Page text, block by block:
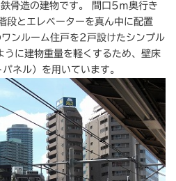
骨造の建物です。 間口5ｍ奥行き
段とエレベーターを真ん中に配置
ンルーム住戸を2戸設けたシンプル
うに建物重量を軽くするため、壁床
ネル）を用いています。